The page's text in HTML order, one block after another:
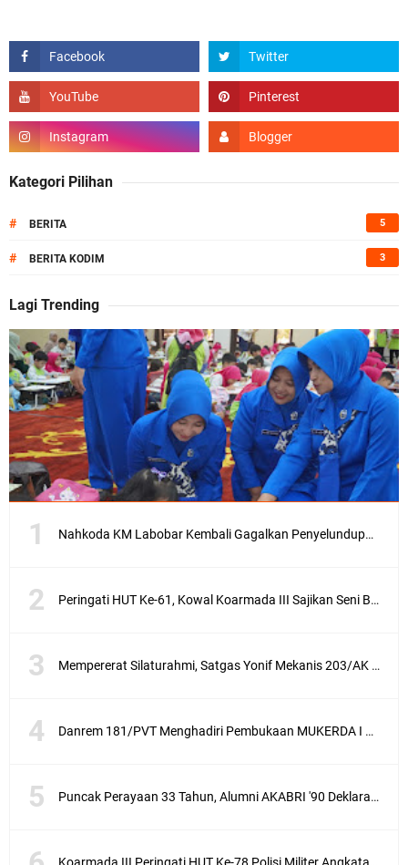
Kategori Pilihan
# BERITA 5
# BERITA KODIM 3
Lagi Trending
Nahkoda KM Labobar Kembali Gagalkan Penyelundupan 4 Ekor Burung Cendrawasih Asal Papua
Peringati HUT Ke-61, Kowal Koarmada III Sajikan Seni Budaya Khas Papua
Mempererat Silaturahmi, Satgas Yonif Mekanis 203/AK Laksanakan Anjangsana Bersama Babinsa
Danrem 181/PVT Menghadiri Pembukaan MUKERDA I Majelis Daerah GPdI Provinsi PBD
Puncak Perayaan 33 Tahun, Alumni AKABRI '90 Deklarasikan Pemilu Damai Serentak Tahun 2024